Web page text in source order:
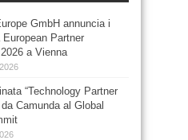
GmbH annuncia i
Partner
a Vienna
“Technology Partner
Camunda al Global